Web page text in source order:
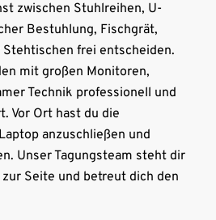
zwischen Stuhlreihen, U-
Bestuhlung, Fischgrät,
Stehtischen frei entscheiden.
mit großen Monitoren,
Technik professionell und
Vor Ort hast du die
anzuschließen und
Unser Tagungsteam steht dir
Seite und betreut dich den